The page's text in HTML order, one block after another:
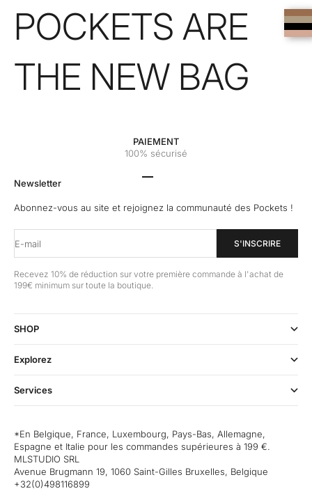
POCKETS ARE
THE NEW BAG
PAIEMENT
100% sécurisé
Newsletter
Abonnez-vous au site et rejoignez la communauté des Pockets !
E-mail S'INSCRIRE
Recevez 10% de réduction sur votre première commande à l'achat de
199€ minimum sur toute la boutique.
SHOP
Explorez
Services
*En Belgique, France, Luxembourg, Pays-Bas, Allemagne,
Espagne et Italie pour les commandes supérieures à 199 €.
MLSTUDIO SRL
Avenue Brugmann 19, 1060 Saint-Gilles Bruxelles, Belgique
+32(0)498116899